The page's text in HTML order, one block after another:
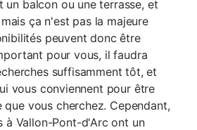
un balcon ou une terrasse, et
ça n'est pas la majeure
peuvent donc être
pour vous, il faudra
suffisamment tôt, et
vous conviennent pour être
que vous cherchez. Cependant,
à Vallon-Pont-d'Arc ont un